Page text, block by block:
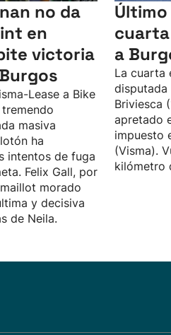
no da
en
victoria
Lease a Bike
masiva
ha
intentos de fuga
Felix Gall, por
morado
y decisiva
de Neila.
Último
a
La cuarta
disputada
Briviesca
apretado
impuesto
(Visma).
kilómetro